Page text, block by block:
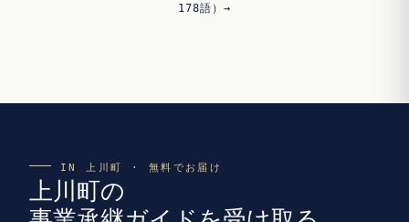
178語）→
IN 上川町 · 無料でお届け
上川町の